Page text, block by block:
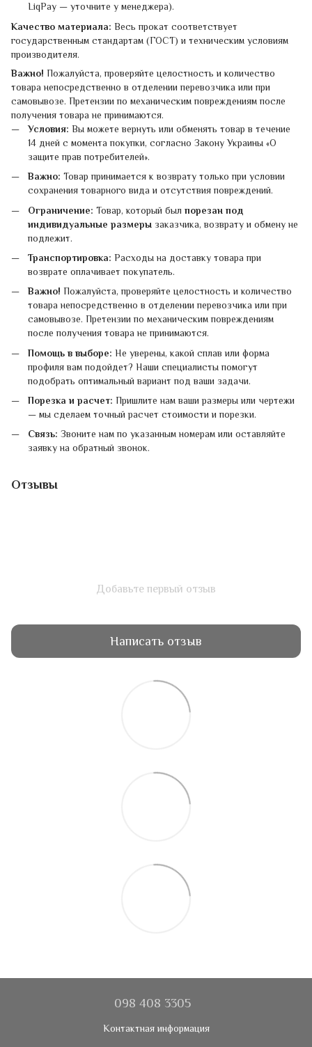
LiqPay — уточните у менеджера).
Качество материала: Весь прокат соответствует
государственным стандартам (ГОСТ) и техническим условиям
производителя.
Важно! Пожалуйста, проверяйте целостность и количество
товара непосредственно в отделении перевозчика или при
самовывозе. Претензии по механическим повреждениям после
получения товара не принимаются.
Условия: Вы можете вернуть или обменять товар в течение
14 дней с момента покупки, согласно Закону Украины «О
защите прав потребителей».
Важно: Товар принимается к возврату только при условии
сохранения товарного вида и отсутствия повреждений.
Ограничение: Товар, который был порезан под
индивидуальные размеры заказчика, возврату и обмену не
подлежит.
Транспортировка: Расходы на доставку товара при
возврате оплачивает покупатель.
Важно! Пожалуйста, проверяйте целостность и количество
товара непосредственно в отделении перевозчика или при
самовывозе. Претензии по механическим повреждениям
после получения товара не принимаются.
Помощь в выборе: Не уверены, какой сплав или форма
профиля вам подойдет? Наши специалисты помогут
подобрать оптимальный вариант под ваши задачи.
Порезка и расчет: Пришлите нам ваши размеры или чертежи
— мы сделаем точный расчет стоимости и порезки.
Связь: Звоните нам по указанным номерам или оставляйте
заявку на обратный звонок.
Отзывы
Добавьте первый отзыв
Написать отзыв
098 408 3305
Контактная информация